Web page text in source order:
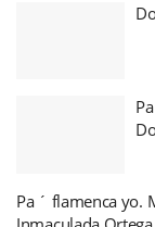
Pa ´ flamenca yo.